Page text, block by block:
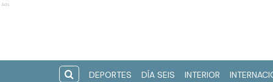
Ads
DEPORTES DÍA SEIS INTERIOR